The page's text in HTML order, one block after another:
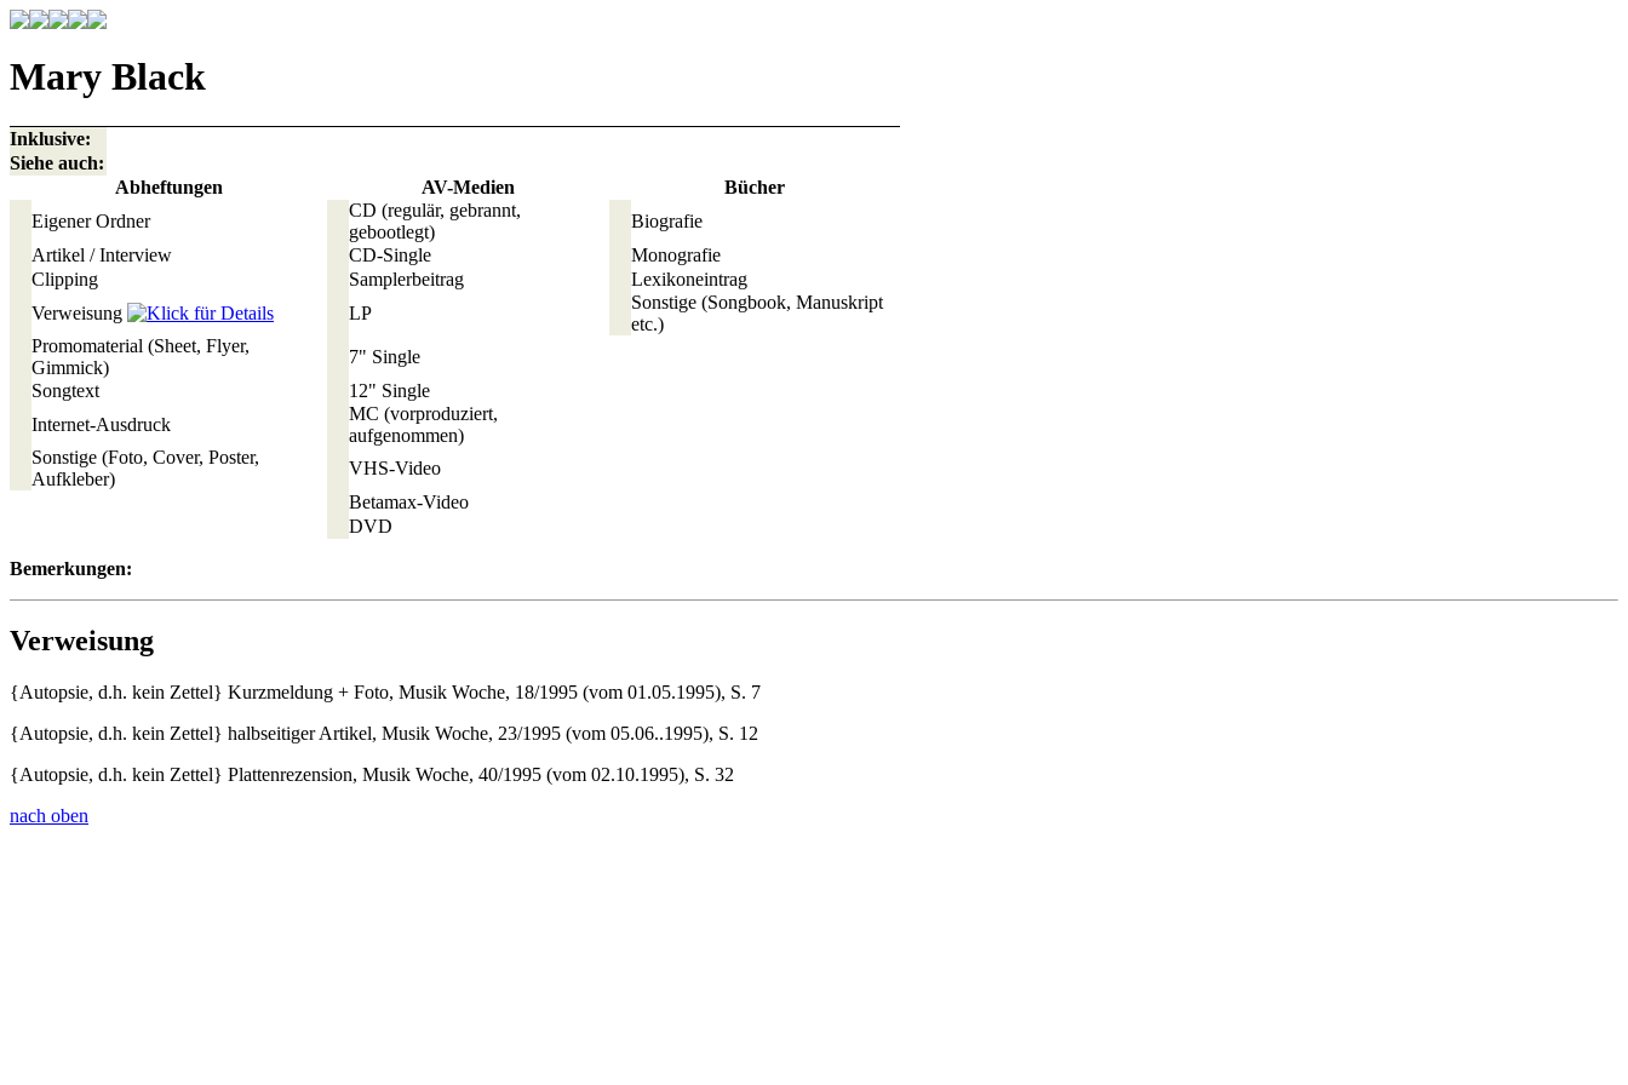
Mary Black
Inklusive:
Siehe auch:
Abheftungen
AV-Medien
Bücher
Eigener Ordner
CD (regulär, gebrannt,
gebootlegt)
Biografie
Artikel / Interview
CD-Single
Monografie
Clipping
Samplerbeitrag
Lexikoneintrag
Verweisung
LP
Sonstige (Songbook, Manuskript
etc.)
Promomaterial (Sheet, Flyer,
Gimmick)
7" Single
Songtext
12" Single
Internet-Ausdruck
MC (vorproduziert,
aufgenommen)
Sonstige (Foto, Cover, Poster,
Aufkleber)
VHS-Video
Betamax-Video
DVD
Bemerkungen:
Verweisung
{Autopsie, d.h. kein Zettel} Kurzmeldung + Foto, Musik Woche, 18/1995 (vom 01.05.1995), S. 7
{Autopsie, d.h. kein Zettel} halbseitiger Artikel, Musik Woche, 23/1995 (vom 05.06..1995), S. 12
{Autopsie, d.h. kein Zettel} Plattenrezension, Musik Woche, 40/1995 (vom 02.10.1995), S. 32
nach oben